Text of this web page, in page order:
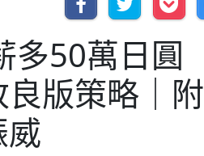
多50萬日圓
版策略｜附